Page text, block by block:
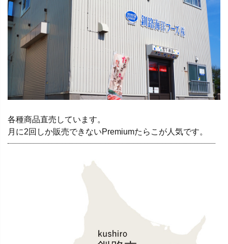
各種商品直売しています。
月に2回しか販売できないPremiumたらこが人気です。